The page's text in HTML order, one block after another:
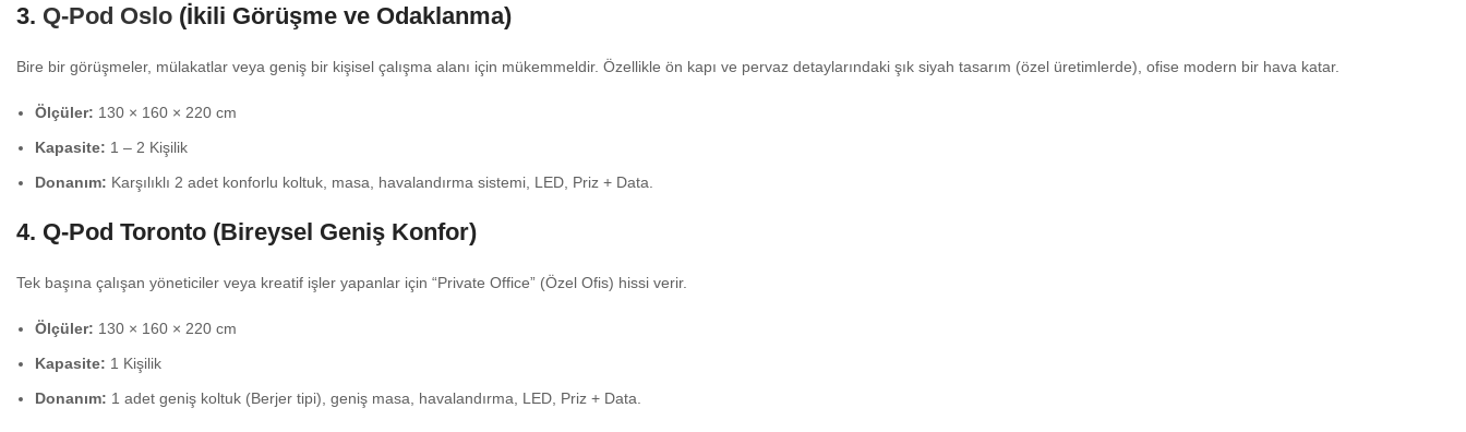
3. Q-Pod Oslo (İkili Görüşme ve Odaklanma)
Bire bir görüşmeler, mülakatlar veya geniş bir kişisel çalışma alanı için mükemmeldir. Özellikle ön kapı ve pervaz detaylarındaki şık siyah tasarım (özel üretimlerde), ofise modern bir hava katar.
Ölçüler: 130 × 160 × 220 cm
Kapasite: 1 – 2 Kişilik
Donanım: Karşılıklı 2 adet konforlu koltuk, masa, havalandırma sistemi, LED, Priz + Data.
4. Q-Pod Toronto (Bireysel Geniş Konfor)
Tek başına çalışan yöneticiler veya kreatif işler yapanlar için “Private Office” (Özel Ofis) hissi verir.
Ölçüler: 130 × 160 × 220 cm
Kapasite: 1 Kişilik
Donanım: 1 adet geniş koltuk (Berjer tipi), geniş masa, havalandırma, LED, Priz + Data.